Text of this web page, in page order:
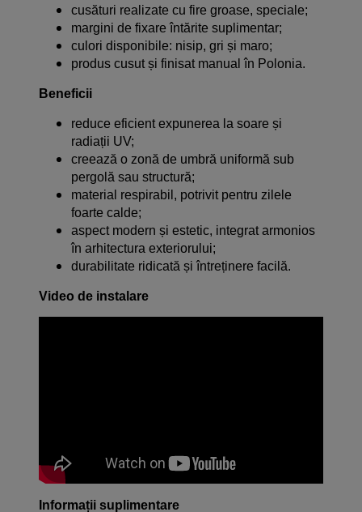
cusături realizate cu fire groase, speciale;
margini de fixare întărite suplimentar;
culori disponibile: nisip, gri și maro;
produs cusut și finisat manual în Polonia.
Beneficii
reduce eficient expunerea la soare și
radiații UV;
creează o zonă de umbră uniformă sub
pergolă sau structură;
material respirabil, potrivit pentru zilele
foarte calde;
aspect modern și estetic, integrat armonios
în arhitectura exteriorului;
durabilitate ridicată și întreținere facilă.
Video de instalare
Informații suplimentare